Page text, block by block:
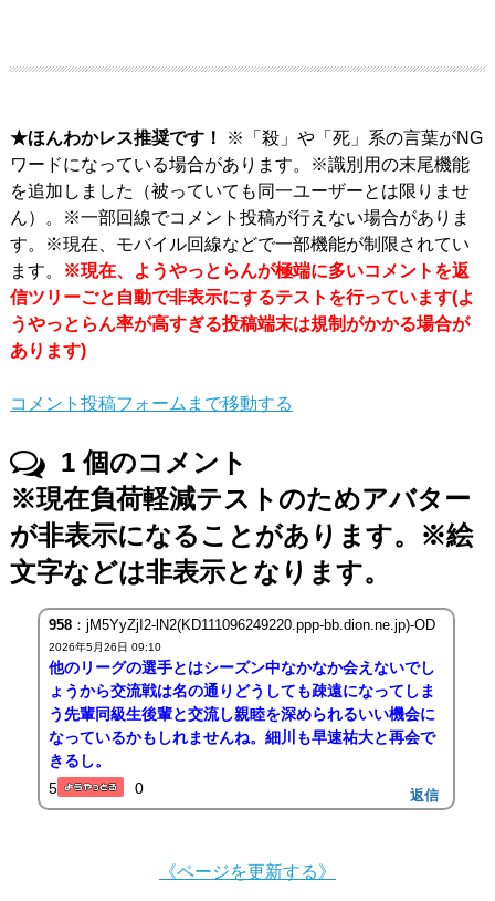
★ほんわかレス推奨です！
※「殺」や「死」系の言葉がNG
ワードになっている場合があります。※識別用の末尾機能
を追加しました（被っていても同一ユーザーとは限りませ
ん）。※一部回線でコメント投稿が行えない場合がありま
す。※現在、モバイル回線などで一部機能が制限されてい
ます。
※現在、ようやっとらんが極端に多いコメントを返
信ツリーごと自動で非表示にするテストを行っています(よ
うやっとらん率が高すぎる投稿端末は規制がかかる場合が
あります)
コメント投稿フォームまで移動する
1個のコメント
※現在負荷軽減テストのためアバター
が非表示になることがあります。※絵
文字などは非表示となります。
958：jM5YyZjI2-lN2(KD111096249220.ppp-bb.dion.ne.jp)-OD
2026年5月26日 09:10
他のリーグの選手とはシーズン中なかなか会えないでし
ょうから交流戦は名の通りどうしても疎遠になってしま
う先輩同級生後輩と交流し親睦を深められるいい機会に
なっているかもしれませんね。細川も早速祐大と再会で
きるし。
5
0 返信
《ページを更新する》